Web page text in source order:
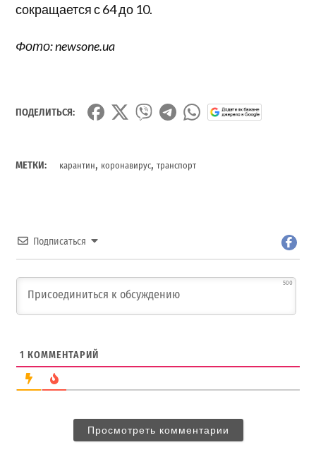
сокращается с 64 до 10.
Фото: newsone.ua
ПОДЕЛИТЬСЯ:
МЕТКИ: карантин, коронавирус,транспорт
Подписаться
500
1 КОММЕНТАРИЙ
Просмотреть комментарии